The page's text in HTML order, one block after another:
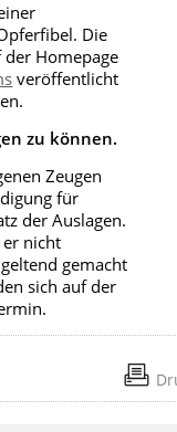
Die
Homepage
veröffentlicht
zu können.
Zeugen
für
der Auslagen.
nicht
gemacht
sich auf der